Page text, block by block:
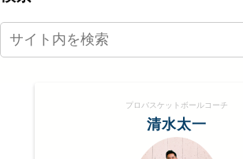
プロバスケットボールコーチ
清水太一